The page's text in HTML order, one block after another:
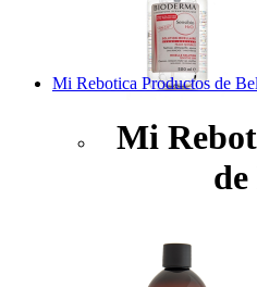
Mi Rebotica Productos de
Mi